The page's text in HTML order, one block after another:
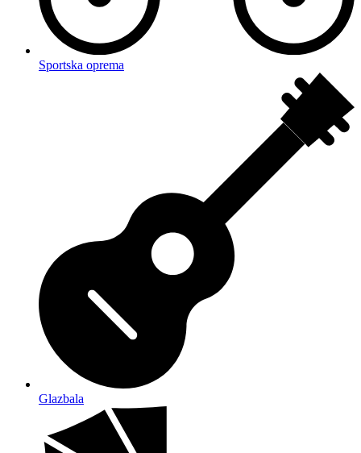
Sportska oprema
Glazbala